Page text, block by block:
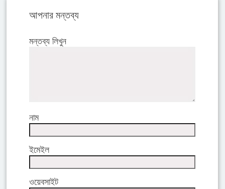
আপনার মন্তব্য
মন্তব্য লিখুন
নাম
ইমেইল
ওয়েবসাইট